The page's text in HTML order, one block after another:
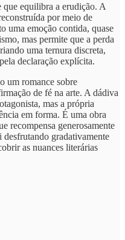
que equilibra a erudição. A
por meio de
uma emoção contida, quase
mas permite que a perda
uma ternura discreta,
declaração explícita.
um romance sobre
de fé na arte. A dádiva
mas a própria
em forma. É uma obra
recompensa generosamente
desfrutando gradativamente
as nuances literárias